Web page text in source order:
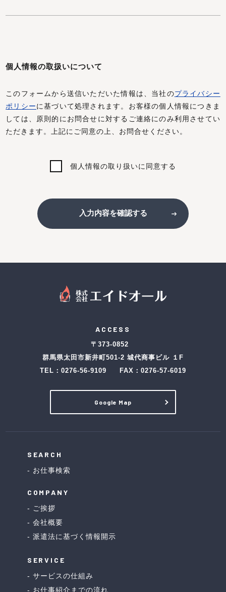
個人情報の取扱いについて
このフォームから送信いただいた情報は、当社のプライバシー
ポリシーに基づいて処理されます。お客様の個人情報につきま
しては、原則的にお問合せに対するご連絡にのみ利用させてい
ただきます。上記にご同意の上、お問合せください。
個人情報の取り扱いに同意する
入力内容を確認する
ACCESS
〒373-0852
群馬県太田市新井町501-2 城代商事ビル １F
TEL： 0276-56-9109 FAX：0276-57-6019
Google Map
SEARCH
お仕事検索
COMPANY
ご挨拶
会社概要
派遣法に基づく情報開示
SERVICE
サービスの仕組み
お仕事紹介までの流れ